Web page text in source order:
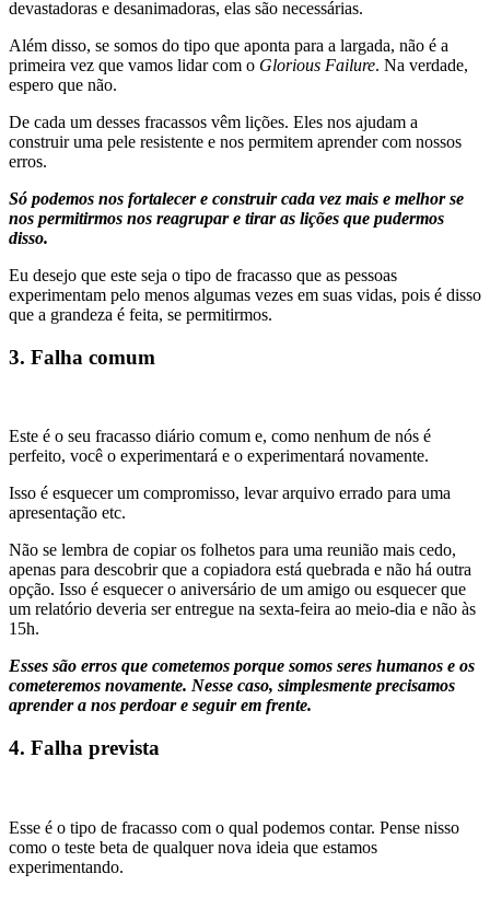
devastadoras e desanimadoras, elas são necessárias.
Além disso, se somos do tipo que aponta para a largada, não é a
primeira vez que vamos lidar com o Glorious Failure. Na verdade,
espero que não.
De cada um desses fracassos vêm lições. Eles nos ajudam a
construir uma pele resistente e nos permitem aprender com nossos
erros.
Só podemos nos fortalecer e construir cada vez mais e melhor se
nos permitirmos nos reagrupar e tirar as lições que pudermos
disso.
Eu desejo que este seja o tipo de fracasso que as pessoas
experimentam pelo menos algumas vezes em suas vidas, pois é disso
que a grandeza é feita, se permitirmos.
3. Falha comum
Este é o seu fracasso diário comum e, como nenhum de nós é
perfeito, você o experimentará e o experimentará novamente.
Isso é esquecer um compromisso, levar arquivo errado para uma
apresentação etc.
Não se lembra de copiar os folhetos para uma reunião mais cedo,
apenas para descobrir que a copiadora está quebrada e não há outra
opção. Isso é esquecer o aniversário de um amigo ou esquecer que
um relatório deveria ser entregue na sexta-feira ao meio-dia e não às
15h.
Esses são erros que cometemos porque somos seres humanos e os
cometeremos novamente. Nesse caso, simplesmente precisamos
aprender a nos perdoar e seguir em frente.
4. Falha prevista
Esse é o tipo de fracasso com o qual podemos contar. Pense nisso
como o teste beta de qualquer nova ideia que estamos
experimentando.